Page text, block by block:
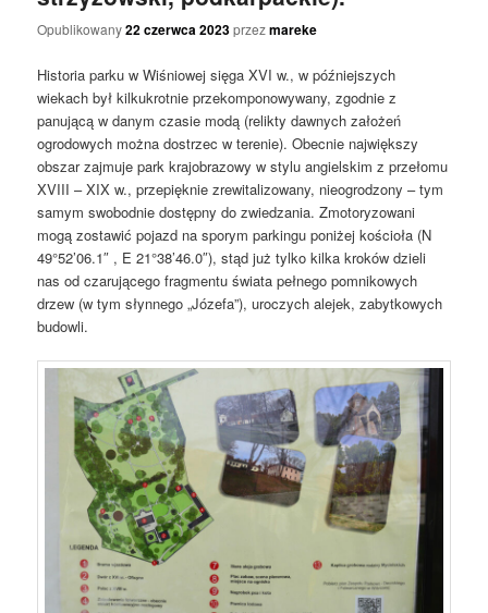
Opublikowany22 czerwca 2023przezmareke
Historia parku w Wiśniowej sięga XVI w., w późniejszych
wiekach był kilkukrotnie przekomponowywany, zgodnie z
panującą w danym czasie modą (relikty dawnych założeń
ogrodowych można dostrzec w terenie). Obecnie największy
obszar zajmuje park krajobrazowy w stylu angielskim z przełomu
XVIII – XIX w., przepięknie zrewitalizowany, nieogrodzony – tym
samym swobodnie dostępny do zwiedzania. Zmotoryzowani
mogą zostawić pojazd na sporym parkingu poniżej kościoła (N
49°52’06.1″ , E 21°38’46.0″), stąd już tylko kilka kroków dzieli
nas od czarującego fragmentu świata pełnego pomnikowych
drzew (w tym słynnego „Józefa”), uroczych alejek, zabytkowych
budowli.